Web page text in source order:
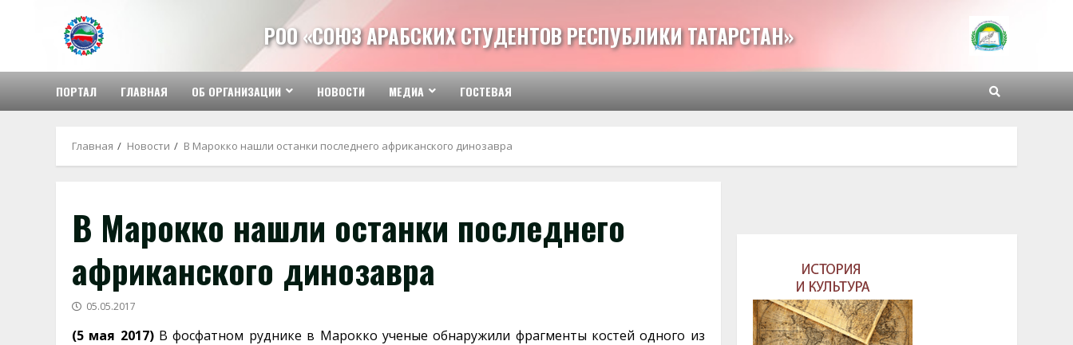
содержимому
РОО «СОЮЗ АРАБСКИХ СТУДЕНТОВ РЕСПУБЛИКИ ТАТАРСТАН»
ПОРТАЛ ГЛАВНАЯ ОБ ОРГАНИЗАЦИИ НОВОСТИ МЕДИА ГОСТЕВАЯ
Главная Новости В Марокко нашли останки последнего африканского динозавра
В Марокко нашли останки последнего
африканского динозавра
05.05.2017
(5 мая 2017)В фосфатном руднике в Марокко ученые обнаружили фрагменты костей одного из